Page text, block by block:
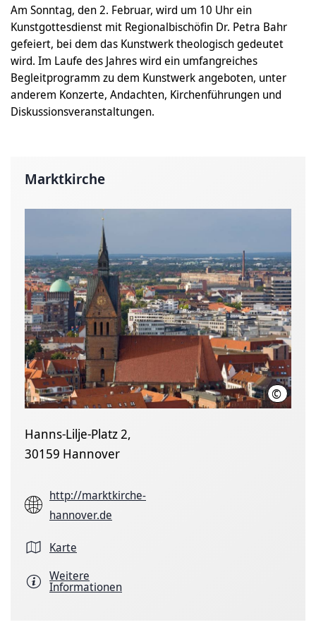
Am Sonntag, den 2. Februar, wird um 10 Uhr ein
Kunstgottesdienst mit Regionalbischöfin Dr. Petra Bahr
gefeiert, bei dem das Kunstwerk theologisch gedeutet
wird. Im Laufe des Jahres wird ein umfangreiches
Begleitprogramm zu dem Kunstwerk angeboten, unter
anderem Konzerte, Andachten, Kirchenführungen und
Diskussionsveranstaltungen.
Marktkirche
© HMTG
Hanns-Lilje-Platz 2,
30159 Hannover
http://marktkirche-
hannover.de
Karte
Weitere
Informationen